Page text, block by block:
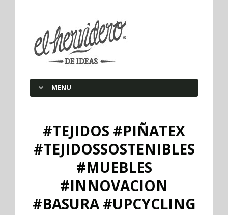
elherviderodeideas
MENU
#TEJIDOS #PIÑATEX
#TEJIDOSSOSTENIBLES
#MUEBLES
#INNOVACION
#BASURA #UPCYCLING